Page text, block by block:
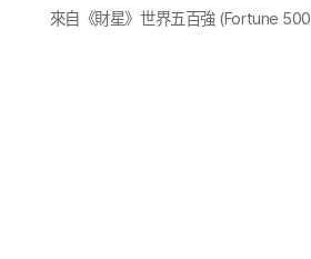
來自​《​財星​》​世界​五百​強 (Fortune 500